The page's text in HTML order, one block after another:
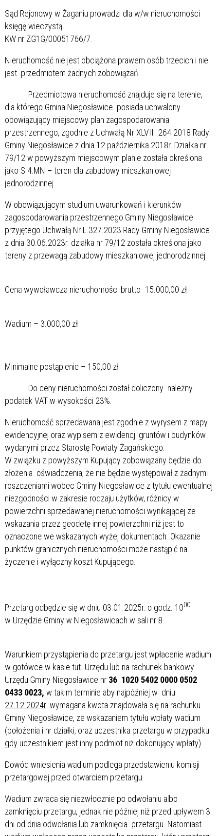
Sąd Rejonowy w Żaganiu prowadzi dla w/w nieruchomości
księgę wieczystą
KW nr ZG1G/00051766/7.
Nieruchomość nie jest obciążona prawem osób trzecich i nie
jest przedmiotem żadnych zobowiązań.
Przedmiotowa nieruchomość znajduje się na terenie,
dla którego Gmina Niegosławice posiada uchwalony
obowiązujący miejscowy plan zagospodarowania
przestrzennego, zgodnie z Uchwałą Nr XLVIII.264.2018 Rady
Gminy Niegosławice z dnia 12 października 2018r. Działka nr
79/12 w powyższym miejscowym planie została określona
jako S.4.MN – teren dla zabudowy mieszkaniowej
jednorodzinnej.
W obowiązującym studium uwarunkowań i kierunków
zagospodarowania przestrzennego Gminy Niegosławice
przyjętego Uchwałą Nr L.327.2023 Rady Gminy Niegosławice
z dnia 30.06.2023r. działka nr 79/12 została określona jako
tereny z przewagą zabudowy mieszkaniowej jednorodzinnej.
Cena wywoławcza nieruchomości brutto- 15.000,00 zł
Wadium – 3.000,00 zł
Minimalne postąpienie – 150,00 zł
Do ceny nieruchomości został doliczony należny
podatek VAT w wysokości 23%.
Nieruchomość sprzedawana jest zgodnie z wyrysem z mapy
ewidencyjnej oraz wypisem z ewidencji gruntów i budynków
wydanymi przez Starostę Powiaty Żagańskiego.
W związku z powyższym Kupujący zobowiązany będzie do
złożenia oświadczenia, że nie będzie występował z żadnymi
roszczeniami wobec Gminy Niegosławice z tytułu ewentualnej
niezgodności w zakresie rodzaju użytków, różnicy w
powierzchni sprzedawanej nieruchomości wynikającej ze
wskazania przez geodetę innej powierzchni niż jest to
oznaczone we wskazanych wyżej dokumentach. Okazanie
punktów granicznych nieruchomości może nastąpić na
życzenie i wyłączny koszt Kupującego.
Przetarg odbędzie się w dniu 03.01.2025r. o godz. 1000
w Urzędzie Gminy w Niegosławicach w sali nr 8.
Warunkiem przystąpienia do przetargu jest wpłacenie wadium
w gotówce w kasie tut. Urzędu lub na rachunek bankowy
Urzędu Gminy Niegosławice nr 36 1020 5402 0000 0502
0433 0023, w takim terminie aby najpóźniej w dniu
27.12.2024r. wymagana kwota znajdowała się na rachunku
Gminy Niegosławice, ze wskazaniem tytułu wpłaty wadium
(położenia i nr działki, oraz uczestnika przetargu w przypadku
gdy uczestnikiem jest inny podmiot niż dokonujący wpłaty).
Dowód wniesienia wadium podlega przedstawieniu komisji
przetargowej przed otwarciem przetargu.
Wadium zwraca się niezwłocznie po odwołaniu albo
zamknięciu przetargu, jednak nie później niż przed upływem 3
dni od dnia odwołania lub zamknięcia przetargu. Natomiast